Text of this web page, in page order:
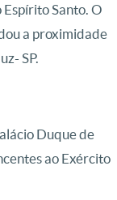
Santo. O
a proximidade
SP.
Duque de
ao Exército